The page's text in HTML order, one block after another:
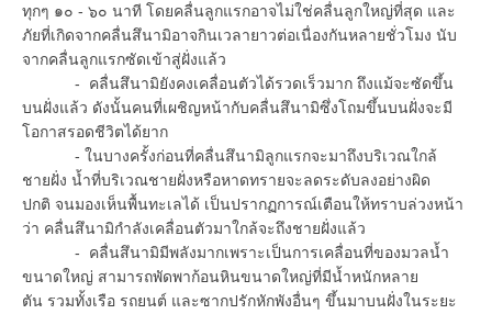
ทุกๆ ๑๐ - ๖๐ นาที โดยคลื่นลูกแรกอาจไม่ใช่คลื่นลูกใหญ่ที่สุด และ
ภัยที่เกิดจากคลื่นสึนามิอาจกินเวลายาวต่อเนื่องกันหลายชั่วโมง นับ
จากคลื่นลูกแรกซัดเข้าสู่ฝั่งแล้ว
- คลื่นสึนามิยังคงเคลื่อนตัวได้รวดเร็วมาก ถึงแม้จะซัดขึ้น
บนฝั่งแล้ว ดังนั้นคนที่เผชิญหน้ากับคลื่นสึนามิซึ่งโถมขึ้นบนฝั่งจะมี
โอกาสรอดชีวิตได้ยาก
- ในบางครั้งก่อนที่คลื่นสึนามิลูกแรกจะมาถึงบริเวณใกล้
ชายฝั่ง น้ำที่บริเวณชายฝั่งหรือหาดทรายจะลดระดับลงอย่างผิด
ปกติ จนมองเห็นพื้นทะเลได้ เป็นปรากฏการณ์เตือนให้ทราบล่วงหน้า
ว่า คลื่นสึนามิกำลังเคลื่อนตัวมาใกล้จะถึงชายฝั่งแล้ว
- คลื่นสึนามิมีพลังมากเพราะเป็นการเคลื่อนที่ของมวลน้ำ
ขนาดใหญ่ สามารถพัดพาก้อนหินขนาดใหญ่ที่มีน้ำหนักหลาย
ตัน รวมทั้งเรือ รถยนต์ และซากปรักหักพังอื่นๆ ขึ้นมาบนฝั่งในระยะ